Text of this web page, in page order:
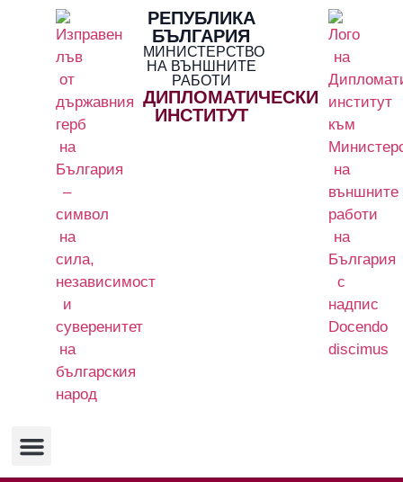
РЕПУБЛИКА
БЪЛГАРИЯ
МИНИСТЕРСТВО
НА ВЪНШНИТЕ
РАБОТИ
ДИПЛОМАТИЧЕСКИ
ИНСТИТУТ